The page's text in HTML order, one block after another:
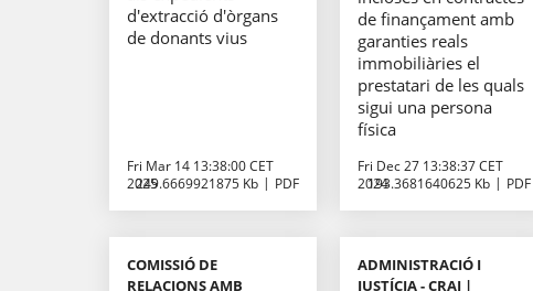
d'extracció d'òrgans
de donants vius
Fri Mar 14 13:38:00 CET
2025
249.6669921875 Kb PDF
de finançament amb
garanties reals
immobiliàries el
prestatari de les quals
sigui una persona
física
Fri Dec 27 13:38:37 CET
2024
193.3681640625 Kb PDF
COMISSIÓ DE
RELACIONS AMB
ADMINISTRACIÓ I
JUSTÍCIA - CRAJ |